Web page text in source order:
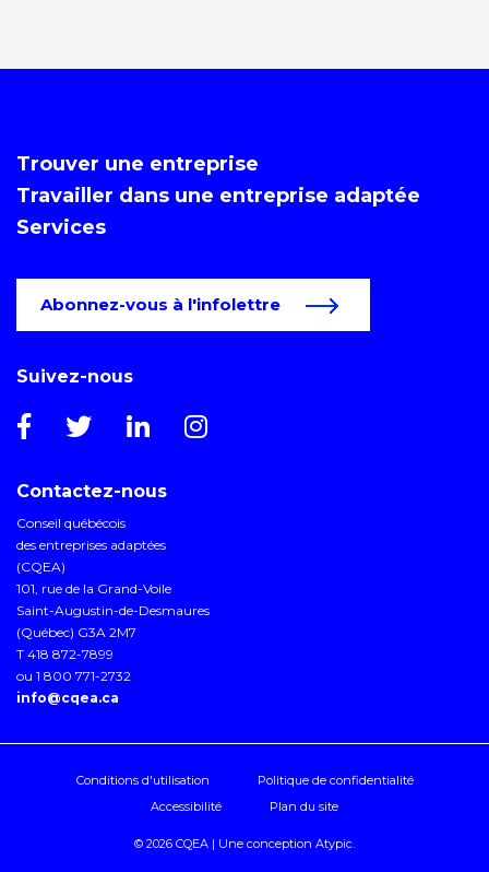
Trouver une entreprise
Travailler dans une entreprise adaptée
Services
Abonnez-vous à l'infolettre
Suivez-nous
Contactez-nous
Conseil québécois
des entreprises adaptées
(CQEA)
101, rue de la Grand-Voile
Saint-Augustin-de-Desmaures
(Québec) G3A 2M7
T 418 872-7899
ou 1 800 771-2732
info@cqea.ca
Conditions d'utilisation
Politique de confidentialité
Accessibilité
Plan du site
© 2026 CQEA | Une conception Atypic.